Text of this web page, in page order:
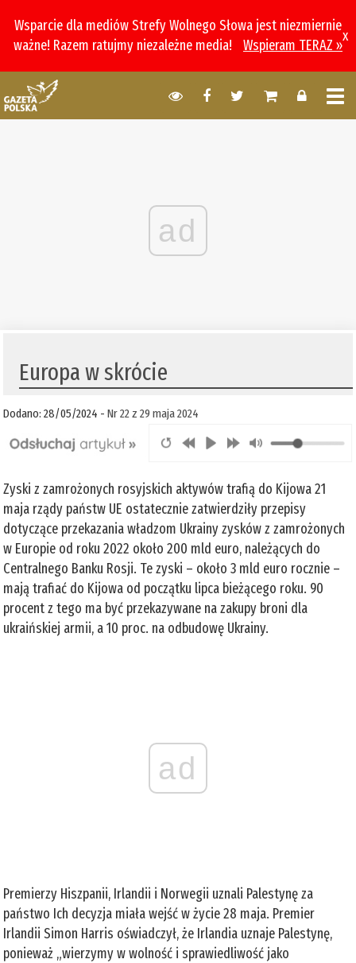
Wsparcie dla mediów Strefy Wolnego Słowa jest niezmiernie
ważne! Razem ratujmy niezależne media!
Wspieram TERAZ »
x
ad
Europa w skrócie
Dodano: 28/05/2024 -Nr 22 z 29 maja 2024
Zyski z zamrożonych rosyjskich aktywów trafią do Kijowa 21
maja rządy państw UE ostatecznie zatwierdziły przepisy
dotyczące przekazania władzom Ukrainy zysków z zamrożonych
w Europie od roku 2022 około 200 mld euro, należących do
Centralnego Banku Rosji. Te zyski – około 3 mld euro rocznie –
mają trafiać do Kijowa od początku lipca bieżącego roku. 90
procent z tego ma być przekazywane na zakupy broni dla
ukraińskiej armii, a 10 proc. na odbudowę Ukrainy.
ad
Premierzy Hiszpanii, Irlandii i Norwegii uznali Palestynę za
państwo Ich decyzja miała wejść w życie 28 maja. Premier
Irlandii Simon Harris oświadczył, że Irlandia uznaje Palestynę,
ponieważ „wierzymy w wolność i sprawiedliwość jako